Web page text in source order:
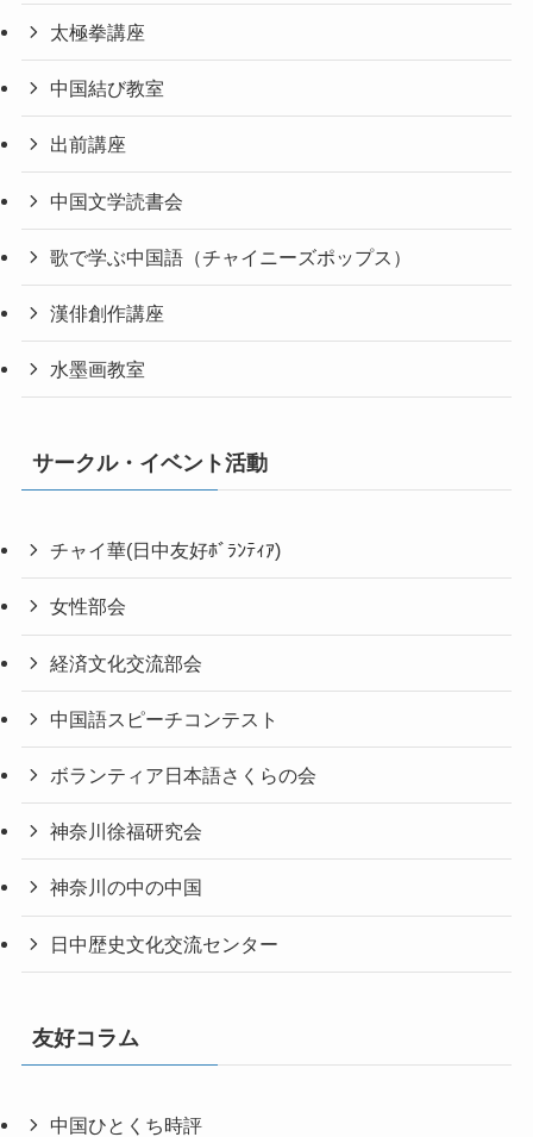
太極拳講座
中国結び教室
出前講座
中国文学読書会
歌で学ぶ中国語（チャイニーズポップス）
漢俳創作講座
水墨画教室
サークル・イベント活動
チャイ華(日中友好ﾎﾞﾗﾝﾃｨｱ)
女性部会
経済文化交流部会
中国語スピーチコンテスト
ボランティア日本語さくらの会
神奈川徐福研究会
神奈川の中の中国
日中歴史文化交流センター
友好コラム
中国ひとくち時評